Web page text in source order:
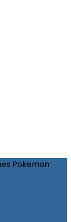
Pokemon